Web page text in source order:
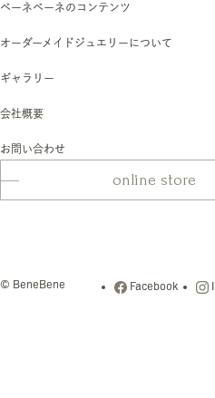
ベーネベーネのコンテンツ
オーダーメイドジュエリーについて
ギャラリー
会社概要
お問い合わせ
online store
© BeneBene Facebook